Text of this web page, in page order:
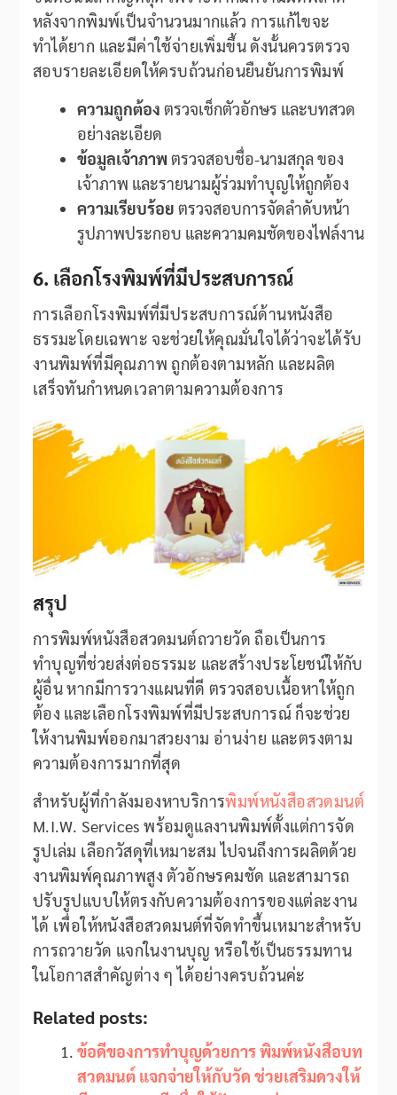
หลังจากพิมพ์เป็นจำนวนมากแล้ว การแก้ไขจะ
ทำได้ยาก และมีค่าใช้จ่ายเพิ่มขึ้น ดังนั้นควรตรวจ
สอบรายละเอียดให้ครบถ้วนก่อนยืนยันการพิมพ์
ความถูกต้อง ตรวจเช็กตัวอักษร และบทสวด
อย่างละเอียด
ข้อมูลเจ้าภาพตรวจสอบชื่อ-นามสกุล ของ
เจ้าภาพ และรายนามผู้ร่วมทำบุญให้ถูกต้อง
ความเรียบร้อย ตรวจสอบการจัดลำดับหน้า
รูปภาพประกอบ และความคมชัดของไฟล์งาน
6. เลือกโรงพิมพ์ที่มีประสบการณ์
การเลือกโรงพิมพ์ที่มีประสบการณ์ด้านหนังสือ
ธรรมะโดยเฉพาะ จะช่วยให้คุณมั่นใจได้ว่าจะได้รับ
งานพิมพ์ที่มีคุณภาพ ถูกต้องตามหลัก และผลิต
เสร็จทันกำหนดเวลาตามความต้องการ
สรุป
การพิมพ์หนังสือสวดมนต์ถวายวัด ถือเป็นการ
ทำบุญที่ช่วยส่งต่อธรรมะ และสร้างประโยชน์ให้กับ
ผู้อื่น หากมีการวางแผนที่ดี ตรวจสอบเนื้อหาให้ถูก
ต้อง และเลือกโรงพิมพ์ที่มีประสบการณ์ ก็จะช่วย
ให้งานพิมพ์ออกมาสวยงาม อ่านง่าย และตรงตาม
ความต้องการมากที่สุด
สำหรับผู้ที่กำลังมองหาบริการพิมพ์หนังสือสวดมนต์
M.I.W. Services พร้อมดูแลงานพิมพ์ตั้งแต่การจัด
รูปเล่ม เลือกวัสดุที่เหมาะสม ไปจนถึงการผลิตด้วย
งานพิมพ์คุณภาพสูง ตัวอักษรคมชัด และสามารถ
ปรับรูปแบบให้ตรงกับความต้องการของแต่ละงาน
ได้ เพื่อให้หนังสือสวดมนต์ที่จัดทำขึ้นเหมาะสำหรับ
การถวายวัด แจกในงานบุญ หรือใช้เป็นธรรมทาน
ในโอกาสสำคัญต่าง ๆ ได้อย่างครบถ้วนค่ะ
Related posts:
ข้อดีของการทำบุญด้วยการ พิมพ์หนังสือบท
สวดมนต์ แจกจ่ายให้กับวัด ช่วยเสริมดวงให้